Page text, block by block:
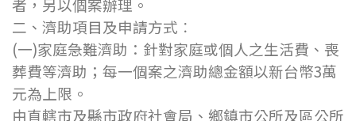
者，另以個案辦理。
二、濟助項目及申請方式︰
(一)家庭急難濟助：針對家庭或個人之生活費、喪
葬費等濟助；每一個案之濟助總金額以新台幣3萬
元為上限。
由直轄市及縣市政府社會局、鄉鎮市公所及區公所